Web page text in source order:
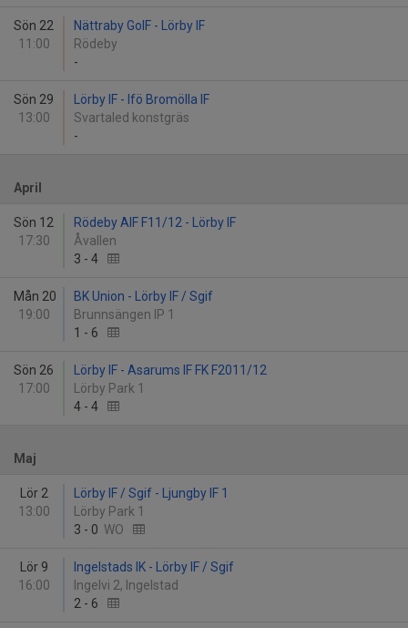
Sön 22
11:00
Nättraby GoIF - Lörby IF
Rödeby
-
Sön 29
13:00
Lörby IF - Ifö Bromölla IF
Svartaled konstgräs
-
April
Sön 12
17:30
Rödeby AIF F11/12 - Lörby IF
Åvallen
3 - 4
Mån 20
19:00
BK Union - Lörby IF / Sgif
Brunnsängen IP 1
1 - 6
Sön 26
17:00
Lörby IF - Asarums IF FK F2011/12
Lörby Park 1
4 - 4
Maj
Lör 2
13:00
Lörby IF / Sgif - Ljungby IF 1
Lörby Park 1
3 - 0 WO
Lör 9
16:00
Ingelstads IK - Lörby IF / Sgif
Ingelvi 2, Ingelstad
2 - 6